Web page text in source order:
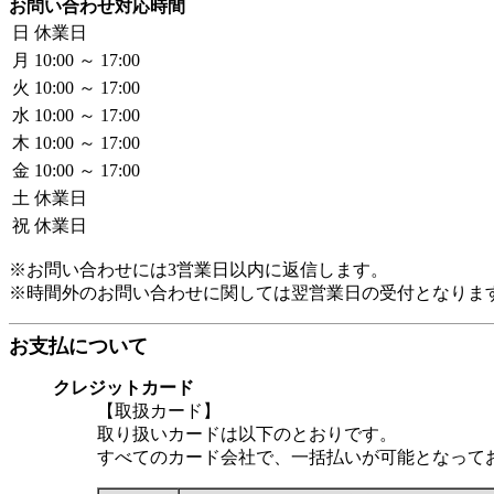
お問い合わせ対応時間
日 休業日
月 10:00 ～ 17:00
火 10:00 ～ 17:00
水 10:00 ～ 17:00
木 10:00 ～ 17:00
金 10:00 ～ 17:00
土 休業日
祝 休業日
※お問い合わせには3営業日以内に返信します。
※時間外のお問い合わせに関しては翌営業日の受付となりま
お支払について
クレジットカード
【取扱カード】
取り扱いカードは以下のとおりです。
すべてのカード会社で、一括払いが可能となって